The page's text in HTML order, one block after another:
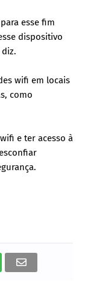
esse fim
dispositivo
wifi em locais
como
e ter acesso à